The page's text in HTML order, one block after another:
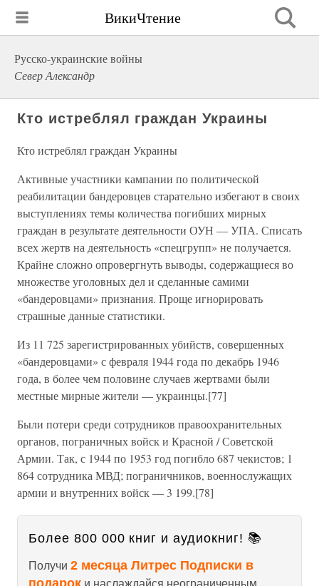
ВикиЧтение
Русско-украинские войны
Север Александр
Кто истреблял граждан Украины
Кто истреблял граждан Украины
Активные участники кампании по политической
реабилитации бандеровцев старательно избегают в своих
выступлениях темы количества погибших мирных
граждан в результате деятельности ОУН — УПА. Списать
всех жертв на деятельность «спецгрупп» не получается.
Крайне сложно опровергнуть выводы, содержащиеся во
множестве уголовных дел и сделанные самими
«бандеровцами» признания. Проще игнорировать
страшные данные статистики.
Из 11 725 зарегистрированных убийств, совершенных
«бандеровцами» с февраля 1944 года по декабрь 1946
года, в более чем половине случаев жертвами были
местные мирные жители — украинцы.[77]
Были потери среди сотрудников правоохранительных
органов, пограничных войск и Красной / Советской
Армии. Так, с 1944 по 1953 год погибло 687 чекистов; 1
864 сотрудника МВД; пограничников, военнослужащих
армии и внутренних войск — 3 199.[78]
Более 800 000 книг и аудиокниг! 📚
Получи 2 месяца Литрес Подписки в
подарок и наслаждайся неограниченным